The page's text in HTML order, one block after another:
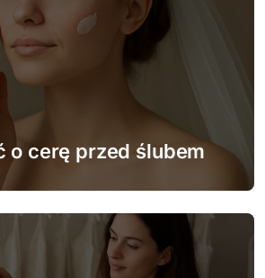
o cerę przed ślubem